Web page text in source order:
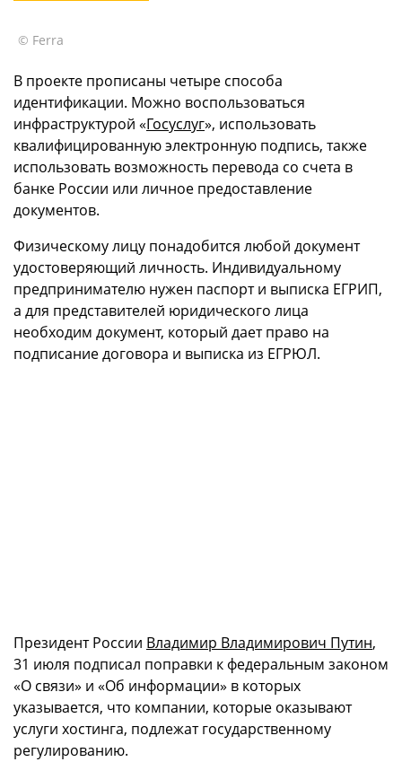
© Ferra
В проекте прописаны четыре способа
идентификации. Можно воспользоваться
инфраструктурой «Госуслуг», использовать
квалифицированную электронную подпись, также
использовать возможность перевода со счета в
банке России или личное предоставление
документов.
Физическому лицу понадобится любой документ
удостоверяющий личность. Индивидуальному
предпринимателю нужен паспорт и выписка ЕГРИП,
а для представителей юридического лица
необходим документ, который дает право на
подписание договора и выписка из ЕГРЮЛ.
Президент России Владимир Владимирович Путин,
31 июля подписал поправки к федеральным законом
«О связи» и «Об информации» в которых
указывается, что компании, которые оказывают
услуги хостинга, подлежат государственному
регулированию.